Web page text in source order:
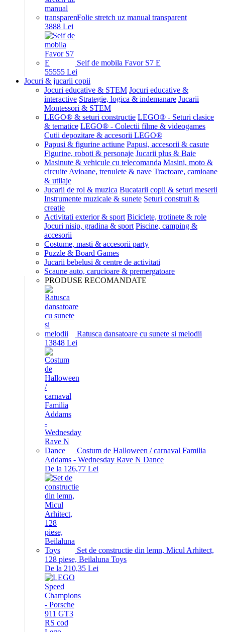
Folie stretch uz manual transparent
3888 Lei
Seif de mobila Favor S7 E
55555 Lei
Jocuri & jucarii copii
Jocuri educative & STEM Jocuri educative &
interactive Strategie, logica & indemanare Jucarii
Montessori & STEM
LEGO® & seturi constructie LEGO® - Seturi clasice
& tematice LEGO® - Colectii filme & videogames
Cutii depozitare & accesorii LEGO®
Papusi & figurine actiune Papusi, accesorii & casute
Figurine, roboti & personaje Jucarii plus & Baie
Masinute & vehicule cu telecomanda Masini, moto &
circuite Avioane, trenulete & nave Tractoare, camioane
& utilaje
Jucarii de rol & muzica Bucatarii copii & seturi meserii
Instrumente muzicale & sunete Seturi construit &
creatie
Activitati exterior & sport Biciclete, trotinete & role
Jocuri nisip, gradina & sport Piscine, camping &
accesorii
Costume, masti & accesorii party
Puzzle & Board Games
Jucarii bebelusi & centre de activitati
Scaune auto, carucioare & premergatoare
PRODUSE RECOMANDATE
Ratusca dansatoare cu sunete si melodii
13848 Lei
Costum de Halloween / carnaval Familia
Addams - Wednesday Rave N Dance
De la 126,77 Lei
Set de constructie din lemn, Micul Arhitect,
128 piese, Beilaluna Toys
De la 210,35 Lei